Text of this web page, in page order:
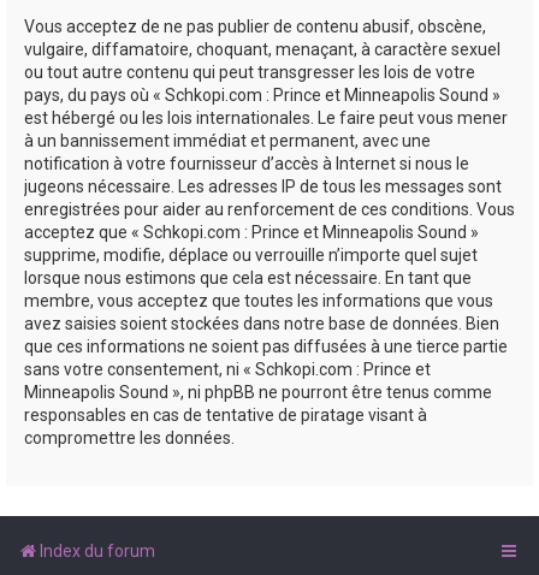
Vous acceptez de ne pas publier de contenu abusif, obscène,
vulgaire, diffamatoire, choquant, menaçant, à caractère sexuel
ou tout autre contenu qui peut transgresser les lois de votre
pays, du pays où « Schkopi.com : Prince et Minneapolis Sound »
est hébergé ou les lois internationales. Le faire peut vous mener
à un bannissement immédiat et permanent, avec une
notification à votre fournisseur d’accès à Internet si nous le
jugeons nécessaire. Les adresses IP de tous les messages sont
enregistrées pour aider au renforcement de ces conditions. Vous
acceptez que « Schkopi.com : Prince et Minneapolis Sound »
supprime, modifie, déplace ou verrouille n’importe quel sujet
lorsque nous estimons que cela est nécessaire. En tant que
membre, vous acceptez que toutes les informations que vous
avez saisies soient stockées dans notre base de données. Bien
que ces informations ne soient pas diffusées à une tierce partie
sans votre consentement, ni « Schkopi.com : Prince et
Minneapolis Sound », ni phpBB ne pourront être tenus comme
responsables en cas de tentative de piratage visant à
compromettre les données.
Index du forum